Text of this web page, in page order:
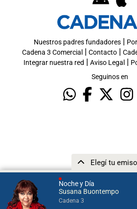
Noche y Día
Susana Buontempo
Cadena 3
Elegí tu
Nuestros padres fundadores|
Cadena 3 Comercial | Contacto|
Integrar nuestra red | Aviso Legal |
Seguinos en